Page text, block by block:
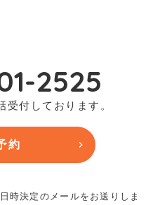
2525
受付しております。
約
時決定のメールをお送りしま